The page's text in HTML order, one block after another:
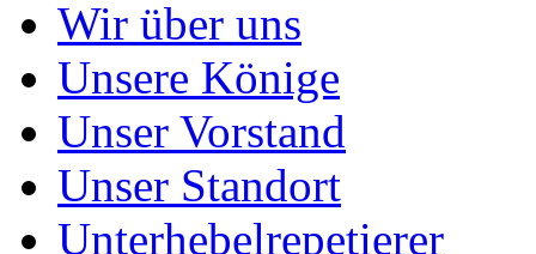
Wir über uns
Unsere Könige
Unser Vorstand
Unser Standort
Unterhebelrepetierer